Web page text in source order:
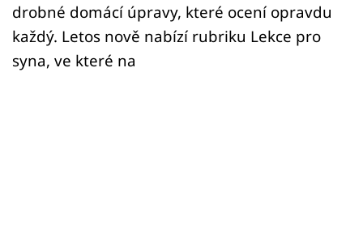
drobné domácí úpravy, které ocení opravdu
každý. Letos nově nabízí rubriku Lekce pro
syna, ve které na